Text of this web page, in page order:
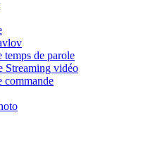
de parole
Streaming vidéo
commande